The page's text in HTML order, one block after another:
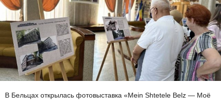
В Бельцах открылась фотовыставка «Mein Shtetele Belz — Моё